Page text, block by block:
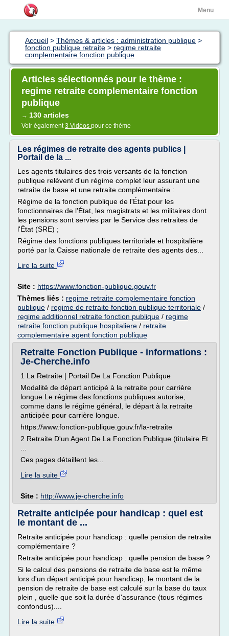
Menu
Accueil > Thèmes & articles : administration publique >
fonction publique retraite > regime retraite
complementaire fonction publique
Articles sélectionnés pour le thème :
regime retraite complementaire fonction
publique
→ 130 articles
Voir également3 Vidéos pour ce thème
Les régimes de retraite des agents publics |
Portail de la ...
Les agents titulaires des trois versants de la fonction
publique relèvent d'un régime complet leur assurant une
retraite de base et une retraite complémentaire :
Régime de la fonction publique de l'État pour les
fonctionnaires de l'État, les magistrats et les militaires dont
les pensions sont servies par le Service des retraites de
l'État (SRE) ;
Régime des fonctions publiques territoriale et hospitalière
porté par la Caisse nationale de retraite des agents des...
Lire la suite
Site : https://www.fonction-publique.gouv.fr
Thèmes liés : regime retraite complementaire fonction
publique / regime de retraite fonction publique territoriale /
regime additionnel retraite fonction publique / regime
retraite fonction publique hospitaliere / retraite
complementaire agent fonction publique
Retraite Fonction Publique - informations :
Je-Cherche.info
1 La Retraite | Portail De La Fonction Publique
Modalité de départ anticipé à la retraite pour carrière
longue Le régime des fonctions publiques autorise,
comme dans le régime général, le départ à la retraite
anticipée pour carrière longue.
https://www.fonction-publique.gouv.fr/la-retraite
2 Retraite D'un Agent De La Fonction Publique (titulaire Et
Ces pages détaillent les...
Lire la suite
Site : http://www.je-cherche.info
Retraite anticipée pour handicap : quel est
le montant de ...
Retraite anticipée pour handicap : quelle pension de retraite
complémentaire ?
Retraite anticipée pour handicap : quelle pension de base ?
Si le calcul des pensions de retraite de base est le même
lors d'un départ anticipé pour handicap, le montant de la
pension de retraite de base est calculé sur la base du taux
plein , quelle que soit la durée d'assurance (tous régimes
confondus)....
Lire la suite